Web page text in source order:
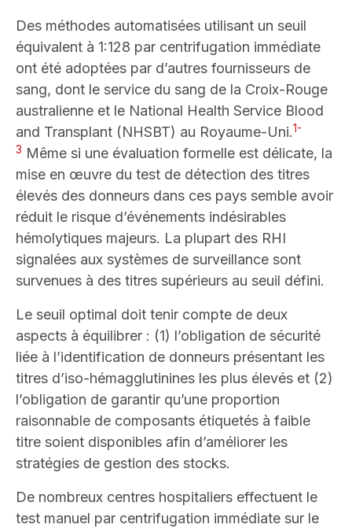
Des méthodes automatisées utilisant un seuil
équivalent à 1:128 par centrifugation immédiate
ont été adoptées par d’autres fournisseurs de
sang, dont le service du sang de la Croix-Rouge
australienne et le National Health Service Blood
and Transplant (NHSBT) au Royaume-Uni.1-
3 Même si une évaluation formelle est délicate, la
mise en œuvre du test de détection des titres
élevés des donneurs dans ces pays semble avoir
réduit le risque d’événements indésirables
hémolytiques majeurs. La plupart des RHI
signalées aux systèmes de surveillance sont
survenues à des titres supérieurs au seuil défini.
Le seuil optimal doit tenir compte de deux
aspects à équilibrer : (1) l’obligation de sécurité
liée à l’identification de donneurs présentant les
titres d’iso-hémagglutinines les plus élevés et (2)
l’obligation de garantir qu’une proportion
raisonnable de composants étiquetés à faible
titre soient disponibles afin d’améliorer les
stratégies de gestion des stocks.
De nombreux centres hospitaliers effectuent le
test manuel par centrifugation immédiate sur le